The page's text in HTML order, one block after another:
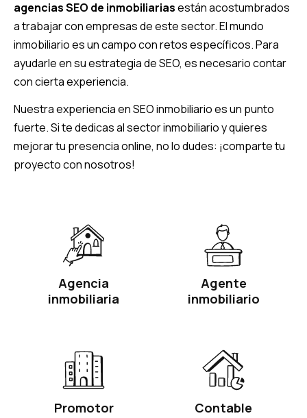
agencias SEO de inmobiliariasestán acostumbrados
a trabajar con empresas de este sector. El mundo
inmobiliario es un campo con retos específicos. Para
ayudarle en su estrategia de SEO, es necesario contar
con cierta experiencia.
Nuestra experiencia en SEO inmobiliario es un punto
fuerte. Si te dedicas al sector inmobiliario y quieres
mejorar tu presencia online, no lo dudes: ¡comparte tu
proyecto con nosotros!
Agencia
inmobiliaria
Agente
inmobiliario
Promotor
Contable